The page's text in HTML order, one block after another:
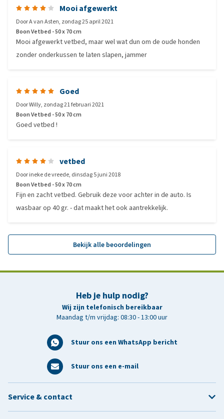
Mooi afgewerkt
DoorA van Asten, zondag 25 april 2021
Boon Vetbed - 50 x 70 cm
Mooi afgewerkt vetbed, maar wel wat dun om de oude honden
zonder onderkussen te laten slapen, jammer
Goed
DoorWilly, zondag 21 februari 2021
Boon Vetbed - 50 x 70 cm
Goed vetbed !
vetbed
Doorineke de vreede, dinsdag 5 juni 2018
Boon Vetbed - 50 x 70 cm
Fijn en zacht vetbed. Gebruik deze voor achter in de auto. Is
wasbaar op 40 gr. - dat maakt het ook aantrekkelijk.
Bekijk alle beoordelingen
Heb je hulp nodig?
Wij zijn telefonisch bereikbaar
Maandag t/m vrijdag: 08:30 - 13:00 uur
Stuur ons een WhatsApp bericht
Stuur ons een e-mail
Service & contact